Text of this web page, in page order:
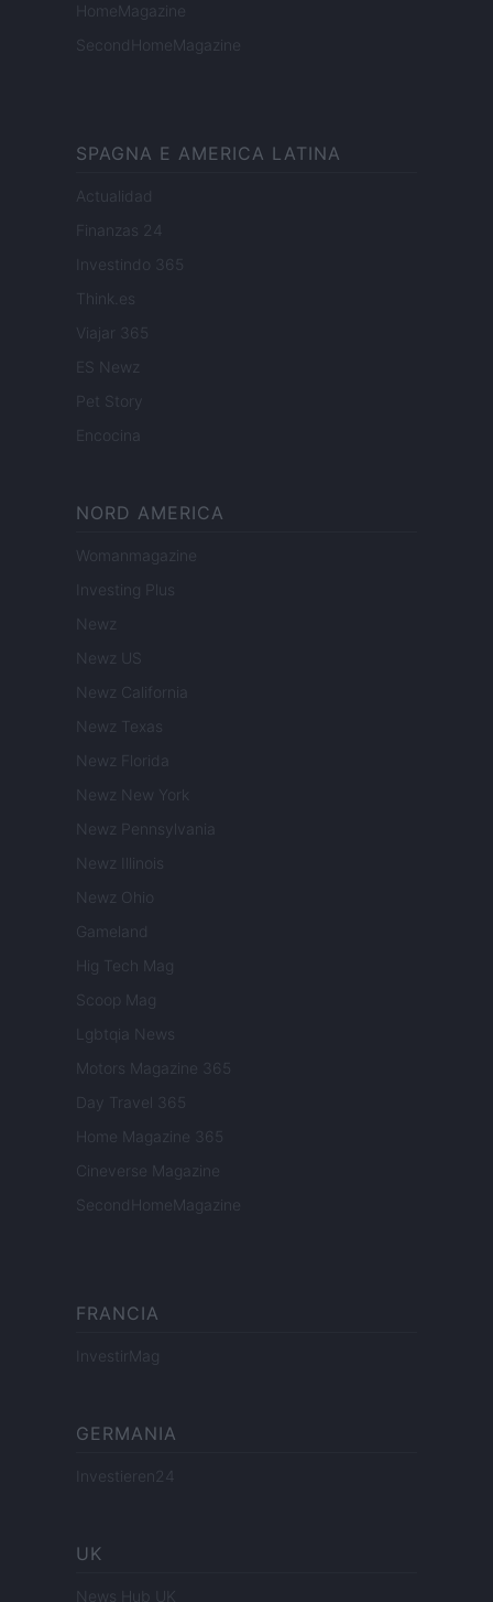
HomeMagazine
SecondHomeMagazine
SPAGNA E AMERICA LATINA
Actualidad
Finanzas 24
Investindo 365
Think.es
Viajar 365
ES Newz
Pet Story
Encocina
NORD AMERICA
Womanmagazine
Investing Plus
Newz
Newz US
Newz California
Newz Texas
Newz Florida
Newz New York
Newz Pennsylvania
Newz Illinois
Newz Ohio
Gameland
Hig Tech Mag
Scoop Mag
Lgbtqia News
Motors Magazine 365
Day Travel 365
Home Magazine 365
Cineverse Magazine
SecondHomeMagazine
FRANCIA
InvestirMag
GERMANIA
Investieren24
UK
News Hub UK